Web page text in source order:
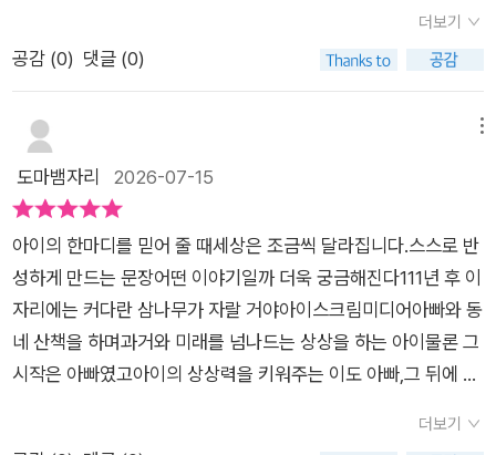
소리입니다 ㅎ 할아버지가 된 에디트 아빠 바시르의 모습도 뒤에
나오는데 시장님 어리실 때와 똑같으시니 직접 보세요 ㅎ 이야기
는 멀리~ 멀리 넘어가다가 우주에도 닿는는데요 ㅎ 웃음이 자꾸
나오니 두 번 보세요 ㅎ 참 좋았습니다.​저희집 어린 그녀에게도
시간은 들어도 어떤 일을 에디트처럼 한 번 해볼래? 했더니 꿈을
이루기 위해 노력하겠대요. 아시는 분은 아시겠지만 녀석의 꿈은
오카리나를 집에서도 열심히 불겠대요. 안방에 들어가서 문닫고
불라고 했습니다. 저는 사과나무를 심어볼 수 있을까요. 비록 저
희집 베란다 텃밭 상추와 페퍼민트는 둘 다 사이좋게 세상을 떠났
지만요;;;; 잘 자라고 있는 자연들이라도 아껴주겠습니다. 함께 애
껴요! 저는 또 오겠습니다.​​<<출판사로부터 책을 제공받았습니
자연은 다시제자리를 찾으려 하고 우리가 살아가는공간도 과거
와 미래가 이어지는 하나의이야기라는 사실을 전해준다.​책을 읽
전에는 어떤모습이었을지 앞으로 어떤 풍경으로 바뀔지상상하며
이야기해 보았다.​이 책은 초등 저학년 아이들에게 상상력을키워
줄 그림책으로 어른들에게는 자연과시간의 의미를 다시 생각하
게 해주는 책이다.부모와 아이가 함께 읽어보기 좋을 것 같다.아
이와 함께 한 장 한 장 읽으며 얘기하기좋은 소재라서 자신 있게
추천한다.​
다.도심 한가운데에서 사는 아빠 바시르와 여자아이 에디트.아파
트로 가득찬 곳에서 살기 때문에 주변엔 나무 한그루 찾아보기 힘
때면 자연에 대한 여러 재밌는 이야기들을 해준다.다소 황당스러
운 이야기들이긴 한데 그럴싸하기도 하면서도 아이들에게는 꽤
재밌게 들리나보다.내 아이도,'과거에 이곳은 그럼 어떤 곳이였을
걸까?아이는 잔디밭에 떨어져 있는 똥을 보고, 이 자리에 111년
후에는 삼나무가 자랄 거라고 한다.암, 그렇고 말고.딸아이가 저
래 말하면 뭐든 다 해줘야지.밤하늘의 별도 따다 줄 판국에 뭔들
못해주랴.아빠는 딸아이의 이야기에 귀를 기울이고 그 말을 진짜
로 이루어주기 위해 여기저기 수소문하여 삼나무 씨앗을 구해다
아이와 함께 심는다.이런 교육을 받고 자란 아이이니만큼 점점 꿈
더보기
공감 (0) 댓글 (0)
도마뱀자리 2026-07-15
아이의 한마디를 믿어 줄 때세상은 조금씩 달라집니다.스스로 반
성하게 만드는 문장어떤 이야기일까 더욱 궁금해진다​111년 후 이
자리에는 커다란 삼나무가 자랄 거야아이스크림미디어아빠와 동
네 산책을 하며과거와 미래를 넘나드는 상상을 하는 아이​물론 그
시작은 아빠였고아이의 상상력을 키워주는 이도 아빠,그 뒤에 아
씨앗을 심는 부녀어른의 노력이 해낸 것은비단 아이의 상상력을
더보기